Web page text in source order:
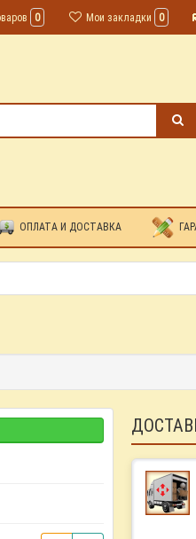
Мои закладки 0
0
ОПЛАТА И ДОСТАВКА